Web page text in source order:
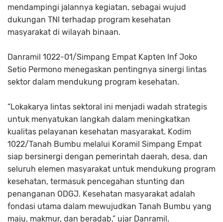
mendampingi jalannya kegiatan, sebagai wujud
dukungan TNI terhadap program kesehatan
masyarakat di wilayah binaan.
Danramil 1022-01/Simpang Empat Kapten Inf Joko
Setio Permono menegaskan pentingnya sinergi lintas
sektor dalam mendukung program kesehatan.
“Lokakarya lintas sektoral ini menjadi wadah strategis
untuk menyatukan langkah dalam meningkatkan
kualitas pelayanan kesehatan masyarakat. Kodim
1022/Tanah Bumbu melalui Koramil Simpang Empat
siap bersinergi dengan pemerintah daerah, desa, dan
seluruh elemen masyarakat untuk mendukung program
kesehatan, termasuk pencegahan stunting dan
penanganan ODGJ. Kesehatan masyarakat adalah
fondasi utama dalam mewujudkan Tanah Bumbu yang
maju, makmur, dan beradab,” ujar Danramil.